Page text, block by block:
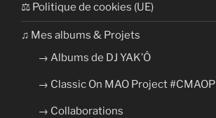
⚖ Politique de cookies (UE)
​​♫ Mes albums & Projets
→ Albums de DJ YAK’Ô
→ Classic On MAO Project #CMAOP
→ Collaborations